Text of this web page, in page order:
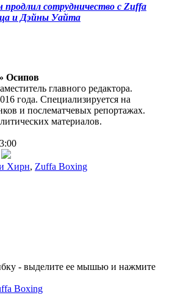
продлил сотрудничество с Zuffa
и Дэйны Уайта
Осипов
главного редактора.
года. Специализируется на
и послематчевых репортажах.
материалов.
Хирн, Zuffa Boxing
- выделите ее мышью и нажмите
Boxing